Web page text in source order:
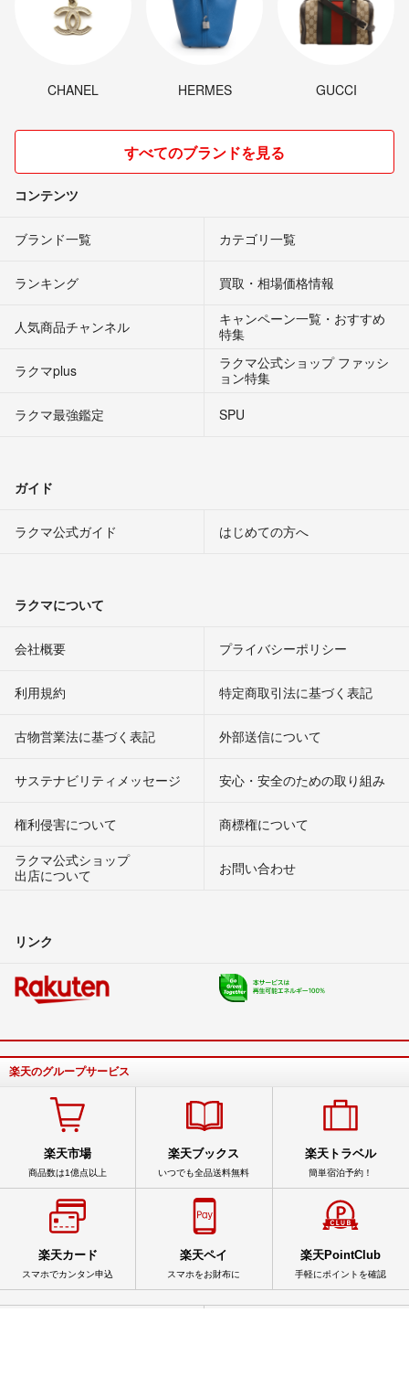
CHANEL HERMES GUCCI
すべてのブランドを見る
コンテンツ
ブランド一覧 カテゴリ一覧
ランキング 買取・相場価格情報
人気商品チャンネル
キャンペーン一覧・おすすめ
特集
ラクマplus
ラクマ公式ショップ ファッシ
ョン特集
ラクマ最強鑑定
SPU
ガイド
ラクマ公式ガイド はじめての方へ
ラクマについて
会社概要 プライバシーポリシー
利用規約 特定商取引法に基づく表記
古物営業法に基づく表記 外部送信について
サステナビリティメッセージ 安心・安全のための取り組み
権利侵害について
商標権について
ラクマ公式ショップ
出店について
お問い合わせ
リンク
楽天のグループサービス
楽天市場
商品数は1億点以上
楽天ブックス
いつでも全品送料無料
楽天トラベル
簡単宿泊予約！
楽天カード
スマホでカンタン申込
楽天ペイ
スマホをお財布に
楽天PointClub
手軽にポイントを確認